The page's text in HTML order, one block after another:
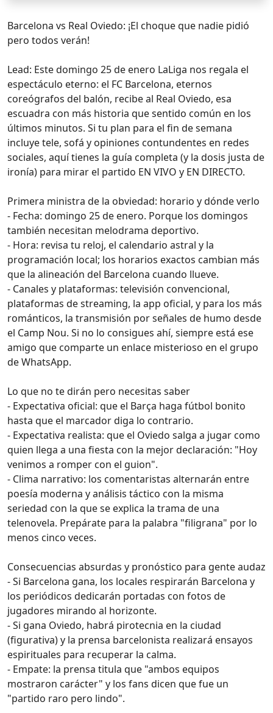
Barcelona vs Real Oviedo: ¡El choque que nadie pidió
pero todos verán!
Lead: Este domingo 25 de enero LaLiga nos regala el
espectáculo eterno: el FC Barcelona, eternos
coreógrafos del balón, recibe al Real Oviedo, esa
escuadra con más historia que sentido común en los
últimos minutos. Si tu plan para el fin de semana
incluye tele, sofá y opiniones contundentes en redes
sociales, aquí tienes la guía completa (y la dosis justa de
ironía) para mirar el partido EN VIVO y EN DIRECTO.
Primera ministra de la obviedad: horario y dónde verlo
- Fecha: domingo 25 de enero. Porque los domingos
también necesitan melodrama deportivo.
- Hora: revisa tu reloj, el calendario astral y la
programación local; los horarios exactos cambian más
que la alineación del Barcelona cuando llueve.
- Canales y plataformas: televisión convencional,
plataformas de streaming, la app oficial, y para los más
románticos, la transmisión por señales de humo desde
el Camp Nou. Si no lo consigues ahí, siempre está ese
amigo que comparte un enlace misterioso en el grupo
de WhatsApp.
Lo que no te dirán pero necesitas saber
- Expectativa oficial: que el Barça haga fútbol bonito
hasta que el marcador diga lo contrario.
- Expectativa realista: que el Oviedo salga a jugar como
quien llega a una fiesta con la mejor declaración: "Hoy
venimos a romper con el guion".
- Clima narrativo: los comentaristas alternarán entre
poesía moderna y análisis táctico con la misma
seriedad con la que se explica la trama de una
telenovela. Prepárate para la palabra "filigrana" por lo
menos cinco veces.
Consecuencias absurdas y pronóstico para gente audaz
- Si Barcelona gana, los locales respirarán Barcelona y
los periódicos dedicarán portadas con fotos de
jugadores mirando al horizonte.
- Si gana Oviedo, habrá pirotecnia en la ciudad
(figurativa) y la prensa barcelonista realizará ensayos
espirituales para recuperar la calma.
- Empate: la prensa titula que "ambos equipos
mostraron carácter" y los fans dicen que fue un
"partido raro pero lindo".